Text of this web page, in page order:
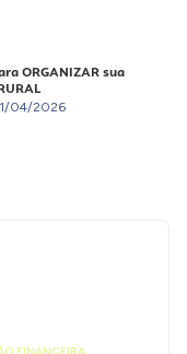
ORGANIZAR sua
04/2026